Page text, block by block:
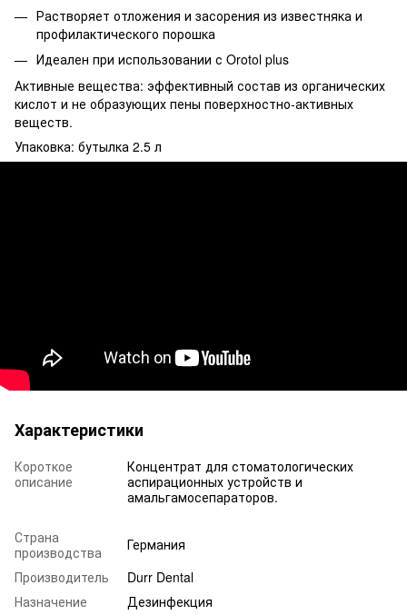
Растворяет отложения и засорения из известняка и
профилактического порошка
Идеален при использовании с Orotol plus
Активные вещества: эффективный состав из органических
кислот и не образующих пены поверхностно-активных
веществ.
Упаковка: бутылка 2.5 л
Характеристики
Короткое
описание
Концентрат для стоматологических
аспирационных устройств и
амальгамосепараторов.
Страна
производства
Германия
Производитель
Durr Dental
Назначение
Дезинфекция